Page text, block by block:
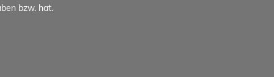
bzw. hat.